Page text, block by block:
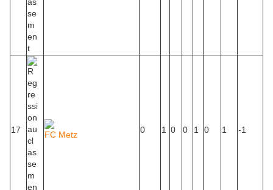
17 FC Metz 0 1 0 0 1 0 1 -1